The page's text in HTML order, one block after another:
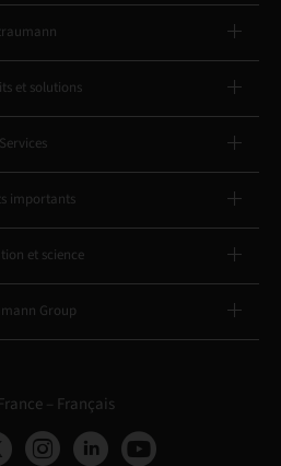
et solutions
Services
importants
et science
Group
France – Français